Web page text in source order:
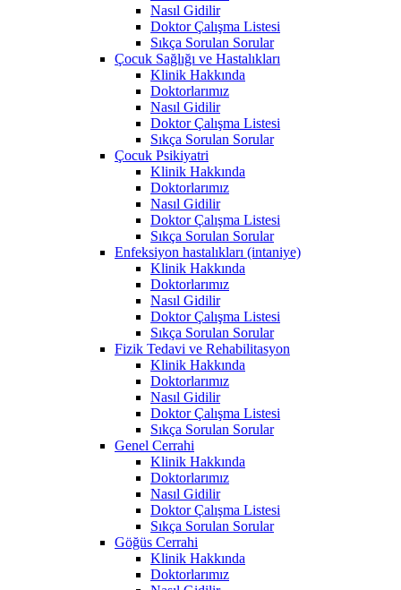
Nasıl Gidilir
Doktor Çalışma Listesi
Sıkça Sorulan Sorular
Çocuk Sağlığı ve Hastalıkları
Klinik Hakkında
Doktorlarımız
Nasıl Gidilir
Doktor Çalışma Listesi
Sıkça Sorulan Sorular
Çocuk Psikiyatri
Klinik Hakkında
Doktorlarımız
Nasıl Gidilir
Doktor Çalışma Listesi
Sıkça Sorulan Sorular
Enfeksiyon hastalıkları (intaniye)
Klinik Hakkında
Doktorlarımız
Nasıl Gidilir
Doktor Çalışma Listesi
Sıkça Sorulan Sorular
Fizik Tedavi ve Rehabilitasyon
Klinik Hakkında
Doktorlarımız
Nasıl Gidilir
Doktor Çalışma Listesi
Sıkça Sorulan Sorular
Genel Cerrahi
Klinik Hakkında
Doktorlarımız
Nasıl Gidilir
Doktor Çalışma Listesi
Sıkça Sorulan Sorular
Göğüs Cerrahi
Klinik Hakkında
Doktorlarımız